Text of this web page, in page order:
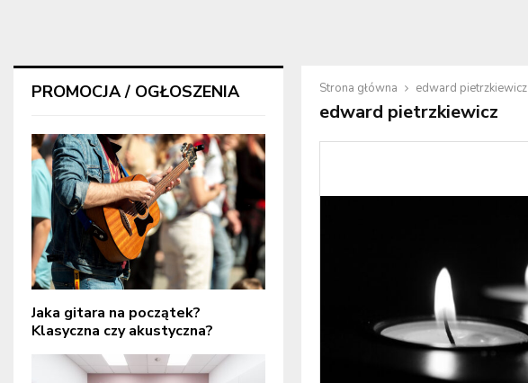
Strona główna edward pietrzkiewicz
edward pietrzkiewicz
PROMOCJA / OGŁOSZENIA
Jaka gitara na początek?
Klasyczna czy akustyczna?